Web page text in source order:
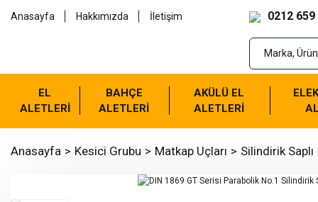
Anasayfa Hakkımızda İletişim 0212 659
EL
ALETLERİ
BAHÇE
ALETLERİ
AKÜLÜ EL
ALETLERİ
Anasayfa Kesici Grubu Matkap Uçları Silindirik Saplı